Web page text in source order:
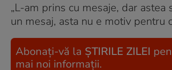
„L-am prins cu mesaje, dar
un mesaj, asta nu e motiv
Abonați-vă la ȘTIRILE ZILEI
mai noi informații.